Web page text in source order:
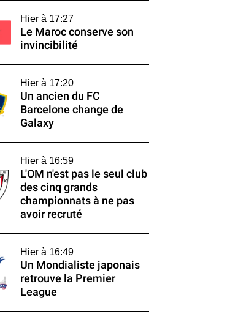
Hier à 17:27
Le Maroc conserve son
invincibilité
Hier à 17:20
Un ancien du FC
Barcelone change de
Galaxy
Hier à 16:59
L'OM n'est pas le seul club
des cinq grands
championnats à ne pas
avoir recruté
Hier à 16:49
Un Mondialiste japonais
retrouve la Premier
League